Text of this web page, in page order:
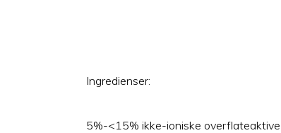
Ingredienser:
5%-<15% ikke-ioniske